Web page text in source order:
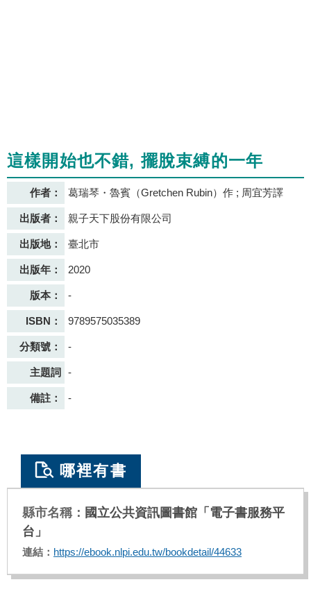
這樣開始也不錯, 擺脫束縛的一年
作者： 葛瑞琴・魯賓（Gretchen Rubin）作 ; 周宜芳譯
出版者： 親子天下股份有限公司
出版地： 臺北市
出版年： 2020
版本： -
ISBN： 9789575035389
分類號： -
主題詞 -
備註： -
哪裡有書
國立公共資訊圖書館「電子書服務平
台」
https://ebook.nlpi.edu.tw/bookdetail/44633